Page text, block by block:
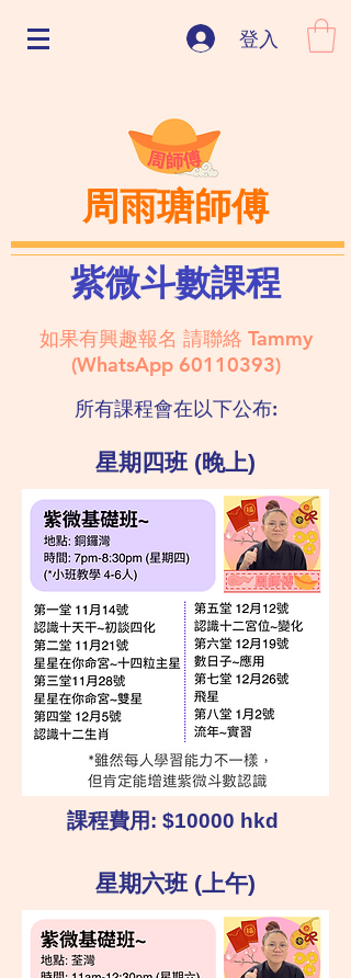
登入
周雨瑭師傅
紫微斗數課程
如果有興趣報名 請聯絡 Tammy
(WhatsApp 60110393)
所有課程會在以下公布:
星期四班 (晚上)
課程費用: $10000 hkd
星期六班 (上午)